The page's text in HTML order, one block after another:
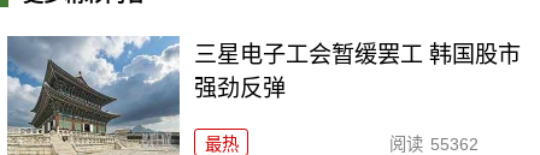
三星电子工会暂缓罢工 韩国股市
强劲反弹
最热 阅读 55362